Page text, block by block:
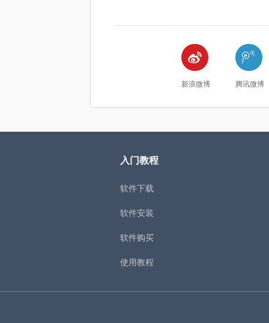

新浪微博

腾讯微博
入门教程
软件下载
软件安装
软件购买
使用教程